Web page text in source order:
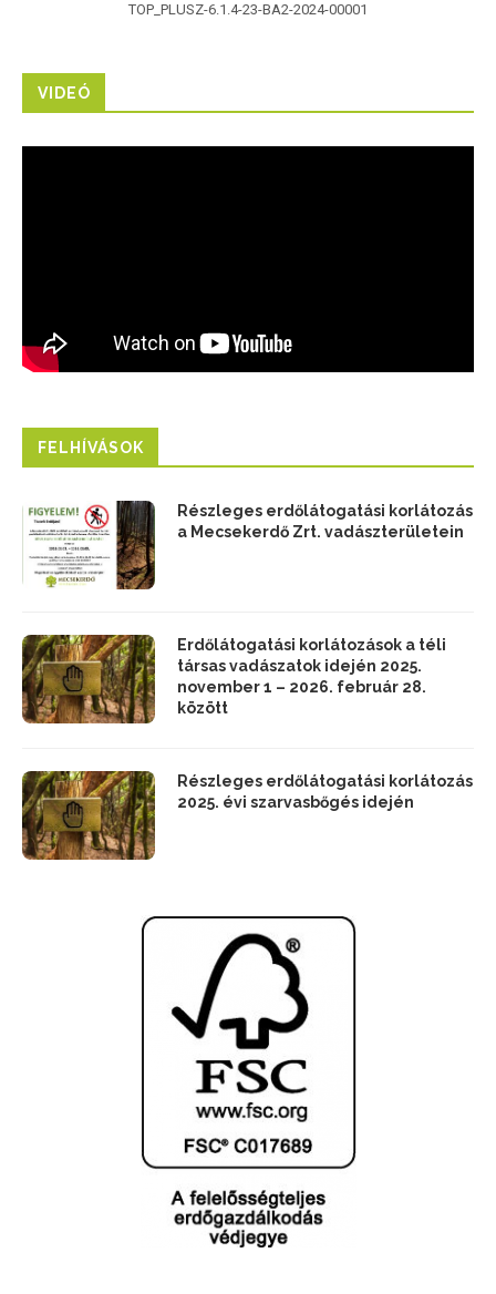
TOP_PLUSZ-6.1.4-23-BA2-2024-00001
VIDEÓ
FELHÍVÁSOK
Részleges erdőlátogatási korlátozás
a Mecsekerdő Zrt. vadászterületein
Erdőlátogatási korlátozások a téli
társas vadászatok idején 2025.
november 1 – 2026. február 28.
között
Részleges erdőlátogatási korlátozás
2025. évi szarvasbőgés idején